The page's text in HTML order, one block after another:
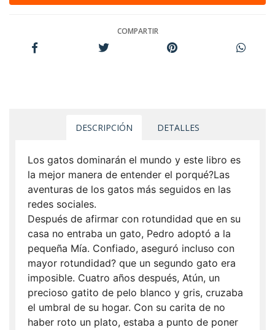
COMPARTIR
DESCRIPCIÓN DETALLES
Los gatos dominarán el mundo y este libro es
la mejor manera de entender el porqué?Las
aventuras de los gatos más seguidos en las
redes sociales.
Después de afirmar con rotundidad que en su
casa no entraba un gato, Pedro adoptó a la
pequeña Mía. Confiado, aseguró incluso con
mayor rotundidad? que un segundo gato era
imposible. Cuatro años después, Atún, un
precioso gatito de pelo blanco y gris, cruzaba
el umbral de su hogar. Con su carita de no
haber roto un plato, estaba a punto de poner